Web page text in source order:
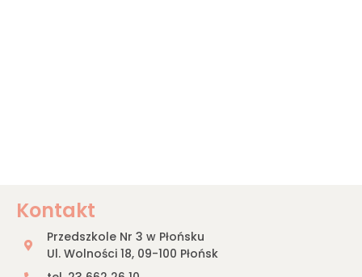
Kontakt
Przedszkole Nr 3 w Płońsku
Ul. Wolności 18, 09-100 Płońsk